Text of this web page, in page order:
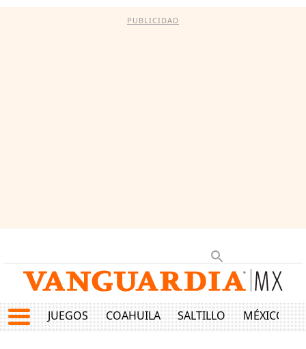
PUBLICIDAD
JUEGOS COAHUILA SALTILLO MÉXICO